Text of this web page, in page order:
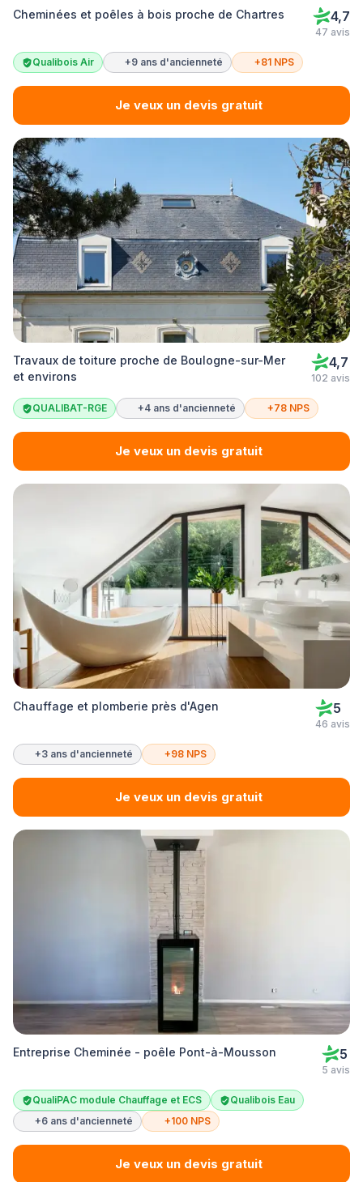
Cheminées et poêles à bois proche de Chartres 4,7
47 avis
Qualibois Air +9 ans d'ancienneté +81 NPS
Je veux un devis gratuit
Travaux de toiture proche de Boulogne-sur-Mer
et environs
4,7
102 avis
QUALIBAT-RGE +4 ans d'ancienneté +78 NPS
Je veux un devis gratuit
Chauffage et plomberie près d'Agen 5
46 avis
+3 ans d'ancienneté +98 NPS
Je veux un devis gratuit
Entreprise Cheminée - poêle Pont-à-Mousson 5
5 avis
QualiPAC module Chauffage et ECS
Qualibois Eau
+6 ans d'ancienneté
+100 NPS
Je veux un devis gratuit